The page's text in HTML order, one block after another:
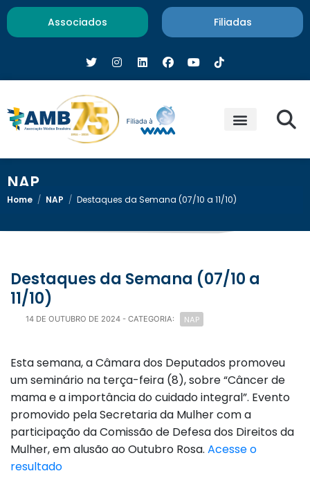
Associados Filiadas
NAP
Home / NAP / Destaques da Semana (07/10 a 11/10)
Destaques da Semana (07/10 a
11/10)
14 DE OUTUBRO DE 2024 - CATEGORIA: NAP
Esta semana, a Câmara dos Deputados promoveu
um seminário na terça-feira (8), sobre “Câncer de
mama e a importância do cuidado integral”. Evento
promovido pela Secretaria da Mulher com a
participação da Comissão de Defesa dos Direitos da
Mulher, em alusão ao Outubro Rosa. Acesse o
resultado